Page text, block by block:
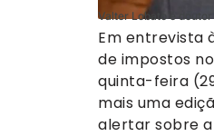
Valter Lobato é doutor
Em entrevista
de impostos
quinta-feira
mais uma
alertar sobre